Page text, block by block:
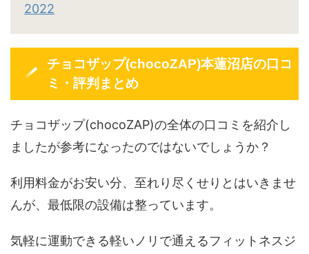
2022
チョコザップ(chocoZAP)本蓮沼店の口コ
ミ・評判まとめ
チョコザップ(chocoZAP)の全体の口コミを紹介し
ましたが参考になったのではないでしょうか？
利用料金がお安い分、至れり尽くせりとはいきませ
んが、最低限の設備は整っています。
気軽に運動できる軽いノリで通えるフィットネスジ